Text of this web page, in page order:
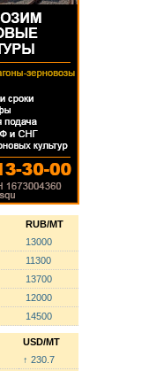
RUB/MT
13000
11300
13700
12000
14500
USD/MT
↑ 230.7